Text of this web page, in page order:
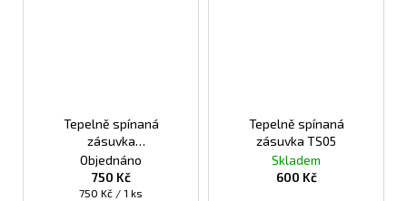
Tepelně spínaná
zásuvka
programovatelná TS10
Objednáno
750 Kč
Měrná
750 Kč / 1 ks
Tepelně spínaná
zásuvka TS05
Skladem
600 Kč